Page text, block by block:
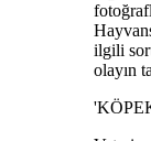
ilgili
olayın